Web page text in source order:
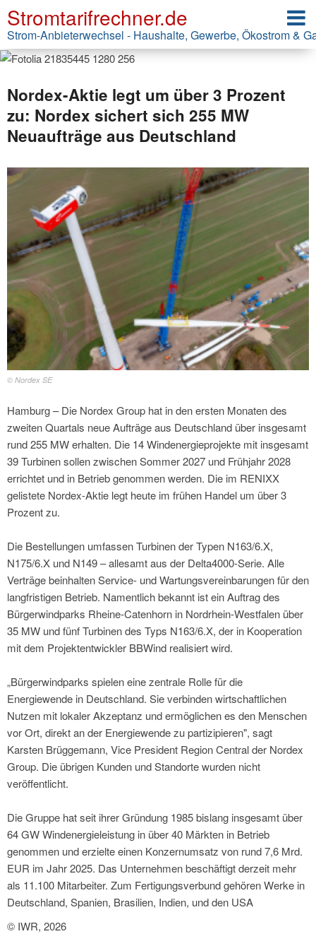
Stromtarifrechner.de
Strom-Anbieterwechsel - Haushalte, Gewerbe, Ökostrom &
Nordex-Aktie legt um über 3 Prozent
zu: Nordex sichert sich 255 MW
Neuaufträge aus Deutschland
© Nordex SE
Hamburg – Die Nordex Group hat in den ersten Monaten des
zweiten Quartals neue Aufträge aus Deutschland über insgesamt
rund 255 MW erhalten. Die 14 Windenergieprojekte mit insgesamt
39 Turbinen sollen zwischen Sommer 2027 und Frühjahr 2028
errichtet und in Betrieb genommen werden. Die im RENIXX
gelistete Nordex-Aktie legt heute im frühen Handel um über 3
Prozent zu.
Die Bestellungen umfassen Turbinen der Typen N163/6.X,
N175/6.X und N149 – allesamt aus der Delta4000-Serie. Alle
Verträge beinhalten Service- und Wartungsvereinbarungen für den
langfristigen Betrieb. Namentlich bekannt ist ein Auftrag des
Bürgerwindparks Rheine-Catenhorn in Nordrhein-Westfalen über
35 MW und fünf Turbinen des Typs N163/6.X, der in Kooperation
mit dem Projektentwickler BBWind realisiert wird.
„Bürgerwindparks spielen eine zentrale Rolle für die
Energiewende in Deutschland. Sie verbinden wirtschaftlichen
Nutzen mit lokaler Akzeptanz und ermöglichen es den Menschen
vor Ort, direkt an der Energiewende zu partizipieren", sagt
Karsten Brüggemann, Vice President Region Central der Nordex
Group. Die übrigen Kunden und Standorte wurden nicht
veröffentlicht.
Die Gruppe hat seit ihrer Gründung 1985 bislang insgesamt über
64 GW Windenergieleistung in über 40 Märkten in Betrieb
genommen und erzielte einen Konzernumsatz von rund 7,6 Mrd.
EUR im Jahr 2025. Das Unternehmen beschäftigt derzeit mehr
als 11.100 Mitarbeiter. Zum Fertigungsverbund gehören Werke in
Deutschland, Spanien, Brasilien, Indien, und den USA
© IWR, 2026